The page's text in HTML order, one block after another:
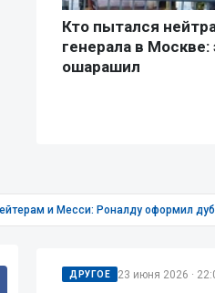
и Месси: Роналду оформил
ДРУГОЕ 23 июня 2026 ·